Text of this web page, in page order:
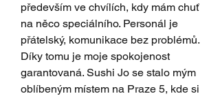
především ve chvílích, kdy mám chuť
na něco speciálního. Personál je
přátelský, komunikace bez problémů.
Díky tomu je moje spokojenost
garantovaná. Sushi Jo se stalo mým
oblíbeným místem na Praze 5, kde si